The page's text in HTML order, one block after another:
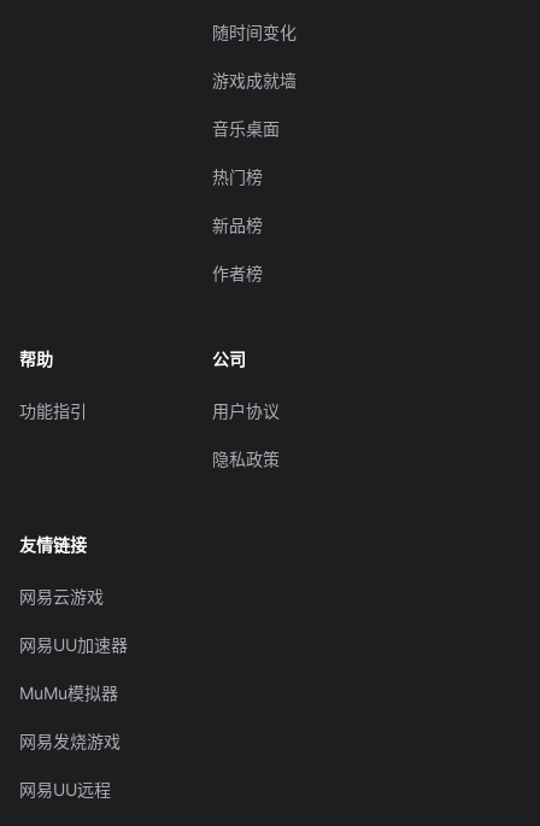
随时间变化
游戏成就墙
音乐桌面
热门榜
新品榜
作者榜
帮助
功能指引
公司
用户协议
隐私政策
友情链接
网易云游戏
网易UU加速器
MuMu模拟器
网易发烧游戏
网易UU远程